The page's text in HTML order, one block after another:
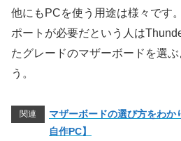
他にもPCを使う用途は様々です
ポートが必要だという人は
たグレードのマザーボードを選
う。
関連
マザーボードの選び方をわか
自作PC】